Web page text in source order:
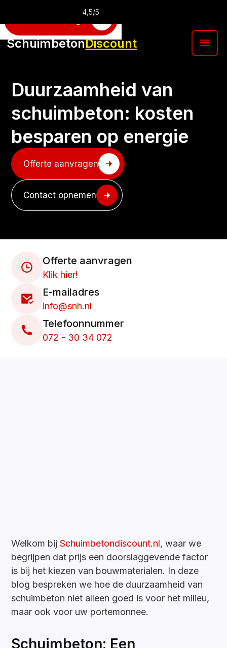
4,5/5
SchuimbetonDiscount
Duurzaamheid van
schuimbeton: kosten
besparen op energie
Offerte aanvragen
Contact opnemen
Offerte aanvragen
Klik hier!
E-mailadres
info@snh.nl
Telefoonnummer
072 - 30 34 072
Welkom bijSchuimbetondiscount.nl, waar we
begrijpen dat prijs een doorslaggevende factor
is bij het kiezen van bouwmaterialen. In deze
blog bespreken we hoe de duurzaamheid van
schuimbeton niet alleen goed is voor het milieu,
maar ook voor uw portemonnee.
Schuimbeton: Een